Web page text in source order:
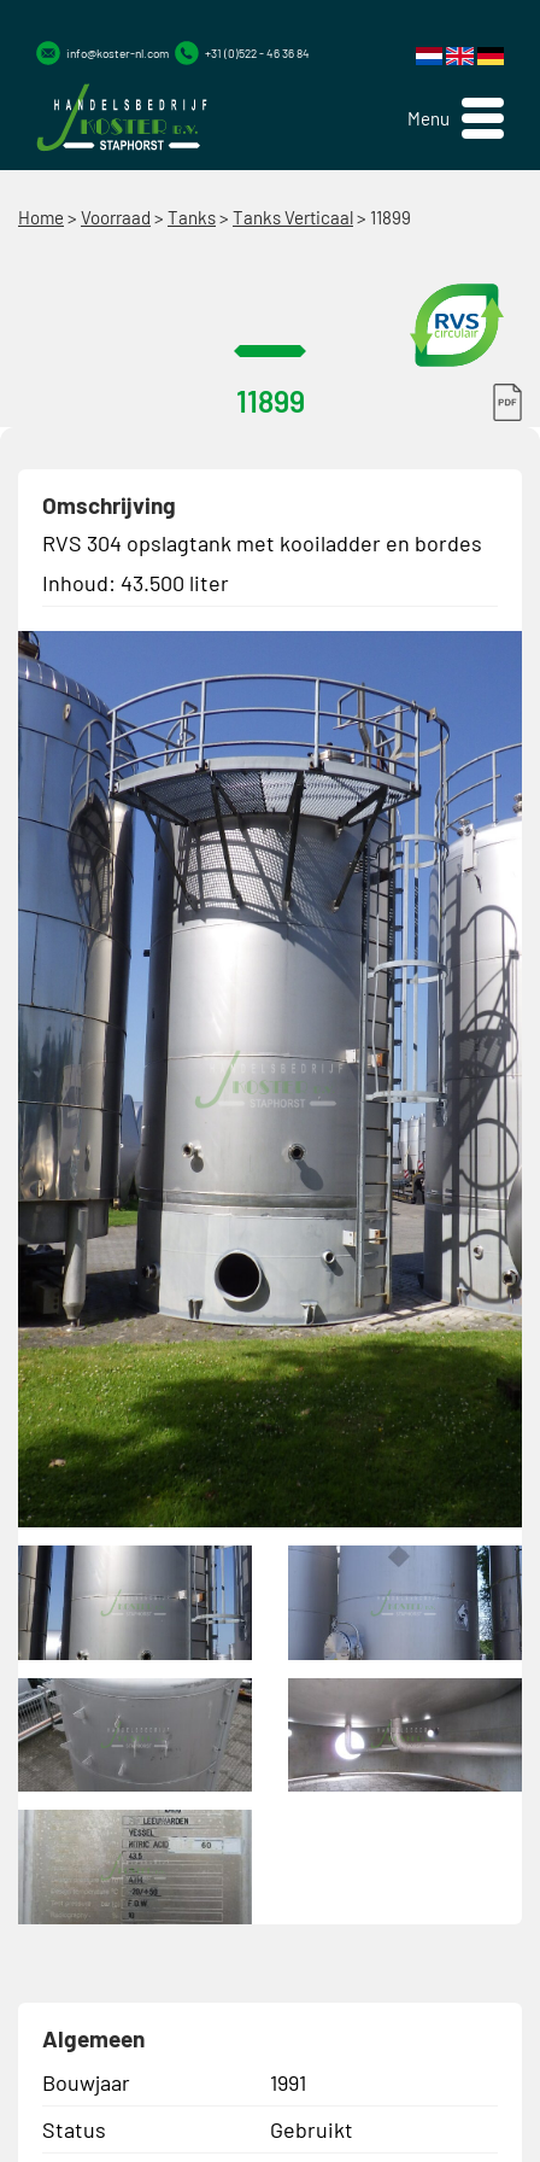
Menu
info@koster-nl.com +31 (0)522 - 46 36 84
Home > Voorraad > Tanks> Tanks Verticaal> 11899
11899
Omschrijving
RVS 304 opslagtank met kooiladder en bordes
Inhoud: 43.500 liter
Algemeen
Bouwjaar
1991
Status
Gebruikt